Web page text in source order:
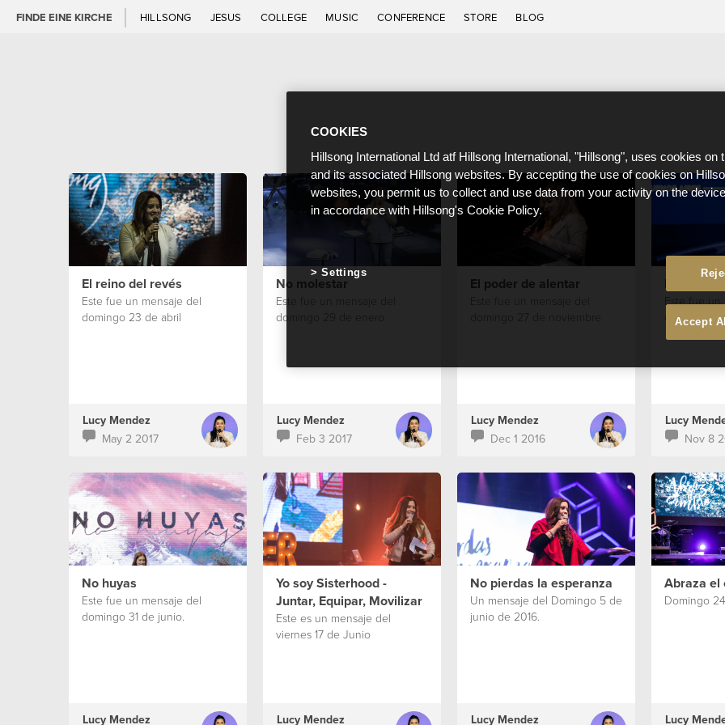
FINDE EINE KIRCHE HILLSONG JESUS COLLEGE MUSIC CONFERENCE STORE BLOG
El reino del revés
Este fue un mensaje del
domingo 23 de abril
Lucy Mendez
May 2 2017
No molestar
Este fue un mensaje del
domingo 29 de enero
Lucy Mendez
Feb 3 2017
El poder de alentar
domingo 27 de noviembre
Lucy Mendez
Dec 1 2016
Hermoso
Este fue
domingo 6
Lucy
Nov 8
No huyas
Este fue un mensaje del
domingo 31 de junio.
Lucy Mendez
Yo soy Sisterhood -
Juntar, Equipar, Movilizar
Este es un mensaje del
viernes 17 de Junio
Lucy Mendez
No pierdas la esperanza
Un mensaje del Domingo 5 de
junio de 2016.
Lucy Mendez
Abraza el
Domingo
Lucy
COOKIES
Hillsong International Ltd atf Hillsong International, "Hillsong", uses cookies on
and its associated Hillsong websites. By accepting the use of cookies on
websites, you permit us to collect and use data from your activity on the
in accordance with Hillsong's Cookie Policy.
Accept
Settings